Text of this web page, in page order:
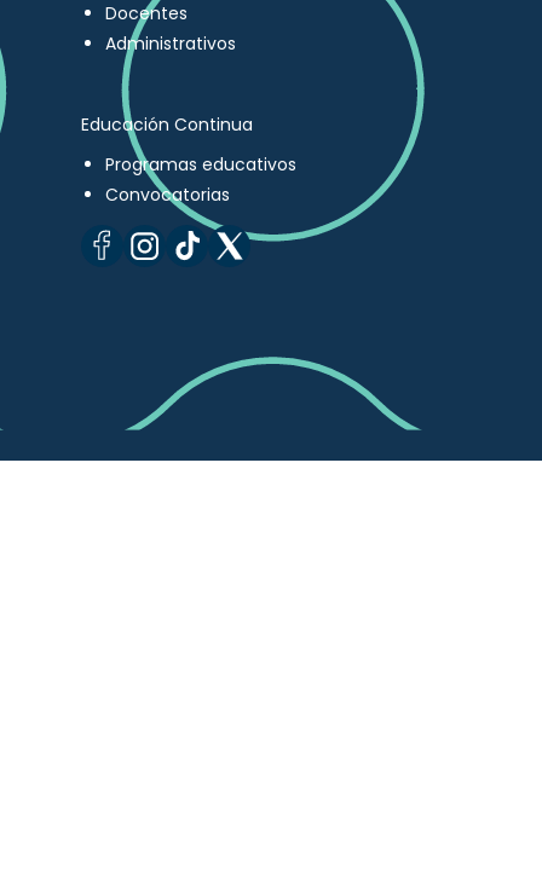
Docentes
Administrativos
Educación Continua
Programas educativos
Convocatorias